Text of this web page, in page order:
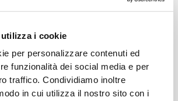
i cookie
per personalizzare contenuti ed
funzionalità dei social media e per
traffico. Condividiamo inoltre
in cui utilizza il nostro sito con i